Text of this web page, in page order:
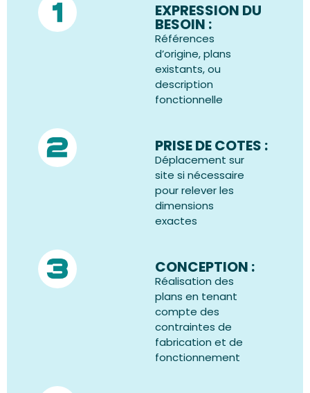
EXPRESSION DU
BESOIN :
Références
d’origine, plans
existants, ou
description
fonctionnelle
PRISE DE COTES :
Déplacement sur
site si nécessaire
pour relever les
dimensions
exactes
CONCEPTION :
Réalisation des
plans en tenant
compte des
contraintes de
fabrication et de
fonctionnement